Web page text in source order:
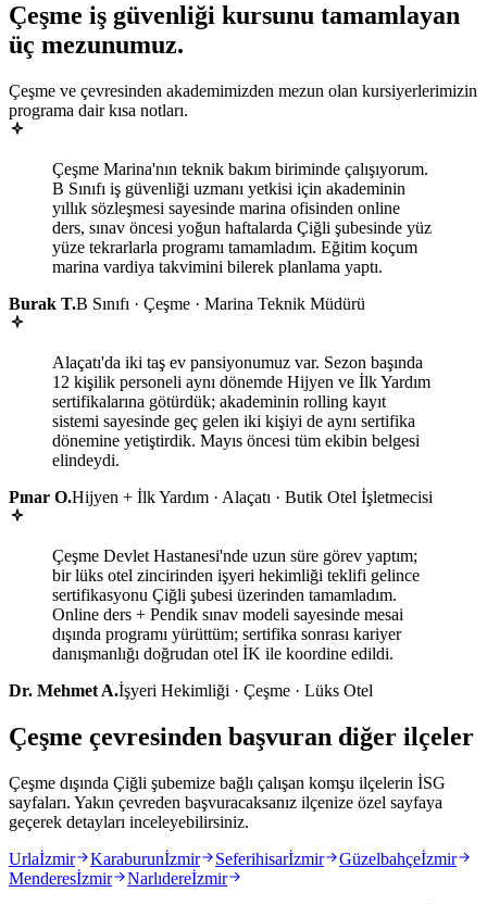
Çeşme iş güvenliği kursunu tamamlayan
üç mezunumuz.
Çeşme ve çevresinden akademimizden mezun olan kursiyerlerimizin
programa dair kısa notları.
Çeşme Marina'nın teknik bakım biriminde çalışıyorum.
B Sınıfı iş güvenliği uzmanı yetkisi için akademinin
yıllık sözleşmesi sayesinde marina ofisinden online
ders, sınav öncesi yoğun haftalarda Çiğli şubesinde yüz
yüze tekrarlarla programı tamamladım. Eğitim koçum
marina vardiya takvimini bilerek planlama yaptı.
Burak T.B Sınıfı · Çeşme · Marina Teknik Müdürü
Alaçatı'da iki taş ev pansiyonumuz var. Sezon başında
12 kişilik personeli aynı dönemde Hijyen ve İlk Yardım
sertifikalarına götürdük; akademinin rolling kayıt
sistemi sayesinde geç gelen iki kişiyi de aynı sertifika
dönemine yetiştirdik. Mayıs öncesi tüm ekibin belgesi
elindeydi.
Pınar O.Hijyen + İlk Yardım · Alaçatı · Butik Otel İşletmecisi
Çeşme Devlet Hastanesi'nde uzun süre görev yaptım;
bir lüks otel zincirinden işyeri hekimliği teklifi gelince
sertifikasyonu Çiğli şubesi üzerinden tamamladım.
Online ders + Pendik sınav modeli sayesinde mesai
dışında programı yürüttüm; sertifika sonrası kariyer
danışmanlığı doğrudan otel İK ile koordine edildi.
Dr. Mehmet A.İşyeri Hekimliği · Çeşme · Lüks Otel
Çeşme çevresinden başvuran diğer ilçeler
Çeşme dışında Çiğli şubemize bağlı çalışan komşu ilçelerin İSG
sayfaları. Yakın çevreden başvuracaksanız ilçenize özel sayfaya
geçerek detayları inceleyebilirsiniz.
Urlaİzmir Karaburunİzmir Seferihisarİzmir Güzelbahçeİzmir
Menderesİzmir Narlıdereİzmir